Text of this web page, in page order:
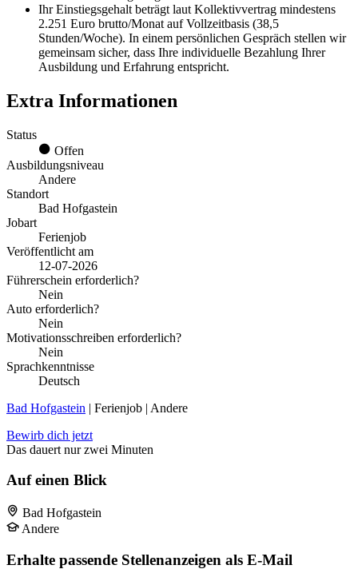
Ihr Einstiegsgehalt beträgt laut Kollektivvertrag mindestens
2.251 Euro brutto/Monat auf Vollzeitbasis (38,5
Stunden/Woche). In einem persönlichen Gespräch stellen wir
gemeinsam sicher, dass Ihre individuelle Bezahlung Ihrer
Ausbildung und Erfahrung entspricht.
Extra Informationen
Status
Offen
Ausbildungsniveau
Andere
Standort
Bad Hofgastein
Jobart
Ferienjob
Veröffentlicht am
12-07-2026
Führerschein erforderlich?
Nein
Auto erforderlich?
Nein
Motivationsschreiben erforderlich?
Nein
Sprachkenntnisse
Deutsch
Bad Hofgastein | Ferienjob | Andere
Bewirb dich jetzt
Das dauert nur zwei Minuten
Auf einen Blick
Bad Hofgastein
Andere
Erhalte passende Stellenanzeigen als E-Mail